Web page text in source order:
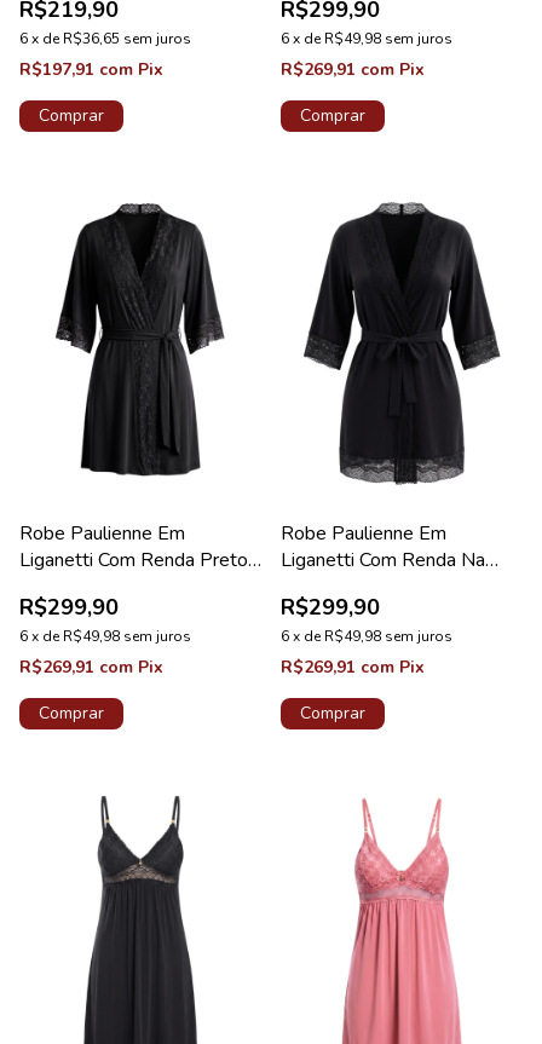
R$219,90
6x deR$36,65 sem juros
R$197,91 com Pix
Comprar
R$299,90
6x deR$49,98 sem juros
R$269,91 com Pix
Comprar
Robe Paulienne Em
Liganetti Com Renda Preto
R$299,90
6x deR$49,98 sem juros
R$269,91 com Pix
Comprar
Robe Paulienne Em
Liganetti Com Renda Na
R$299,90
6x deR$49,98 sem juros
R$269,91 com Pix
Comprar